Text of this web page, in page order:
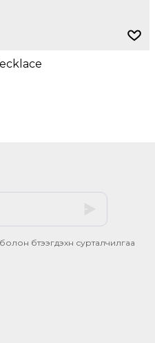
бүтээгдэхүүн сурталчилгаа